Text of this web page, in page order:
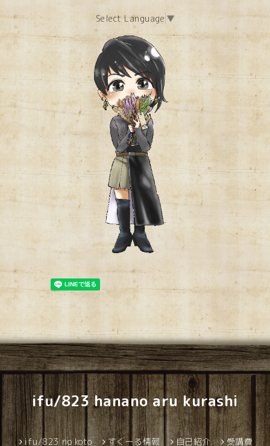
Select Language ▼
ifu/823 hanano aru kurashi
ifu/823 no koto すくーる情報 自己紹介 受講費